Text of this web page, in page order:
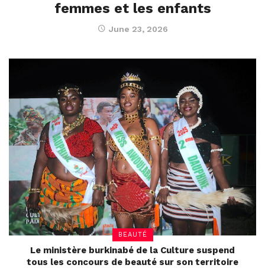
femmes et les enfants
June 23, 2026
BEAUTÉ
Le ministère burkinabé de la Culture suspend
tous les concours de beauté sur son territoire